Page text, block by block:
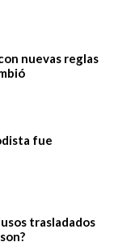
nuevas reglas
fue
trasladados